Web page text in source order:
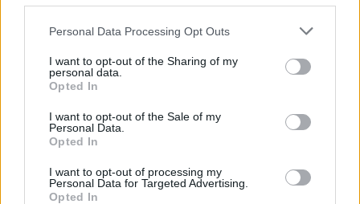
Personal Data Processing Opt Outs
I want to opt-out of the Sharing of my
personal data.
Opted In
I want to opt-out of the Sale of my
Personal Data.
Opted In
I want to opt-out of processing my
Personal Data for Targeted Advertising.
Opted In
Previous article